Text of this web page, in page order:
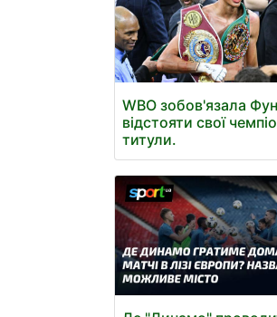
WBO зобов'язала
відстояти свої
титули.